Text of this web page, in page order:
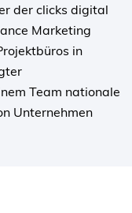
der clicks digital
Marketing
in
Team nationale
Unternehmen